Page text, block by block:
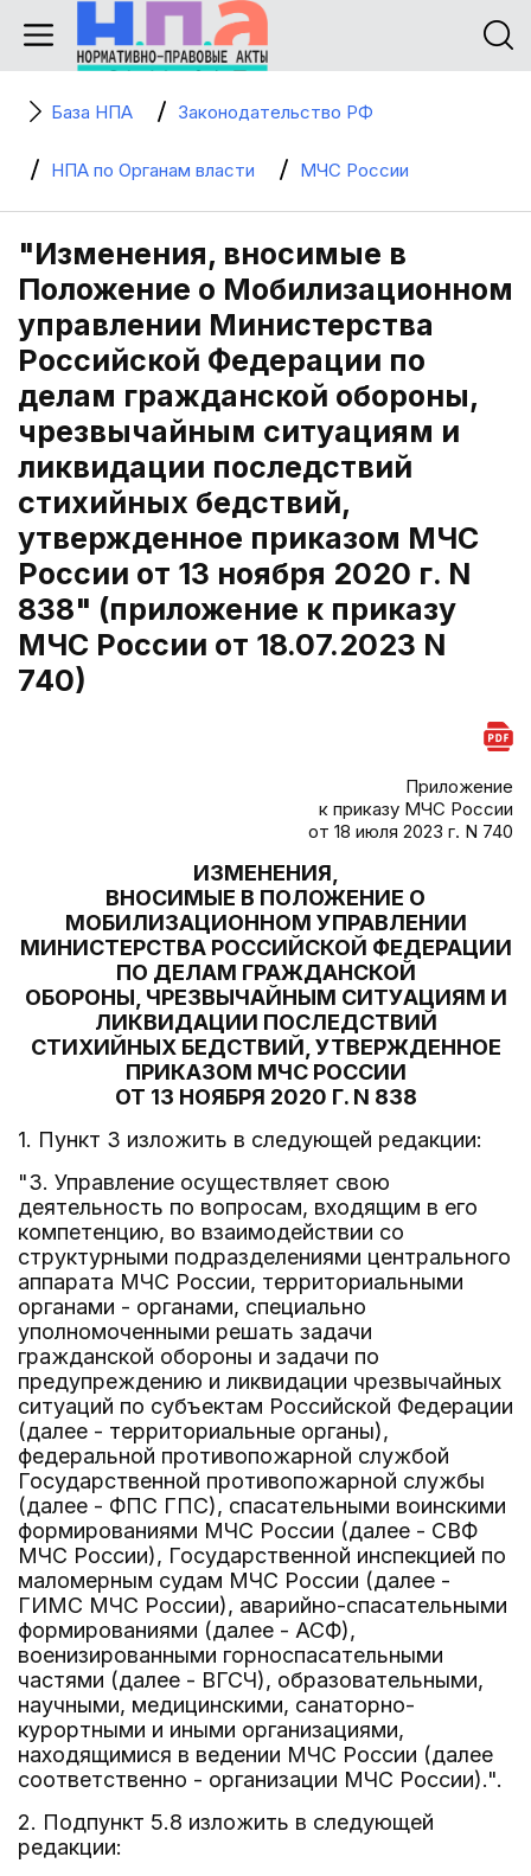
База НПА Законодательство РФ
НПА по Органам власти МЧС России
"Изменения, вносимые в
Положение о Мобилизационном
управлении Министерства
Российской Федерации по
делам гражданской обороны,
чрезвычайным ситуациям и
ликвидации последствий
стихийных бедствий,
утвержденное приказом МЧС
России от 13 ноября 2020 г. N
838" (приложение к приказу
МЧС России от 18.07.2023 N
740)
Приложение
к приказу МЧС России
от 18 июля 2023 г. N 740
ИЗМЕНЕНИЯ,
ВНОСИМЫЕ В ПОЛОЖЕНИЕ О
МОБИЛИЗАЦИОННОМ УПРАВЛЕНИИ
МИНИСТЕРСТВА РОССИЙСКОЙ ФЕДЕРАЦИИ
ПО ДЕЛАМ ГРАЖДАНСКОЙ
ОБОРОНЫ, ЧРЕЗВЫЧАЙНЫМ СИТУАЦИЯМ И
ЛИКВИДАЦИИ ПОСЛЕДСТВИЙ
СТИХИЙНЫХ БЕДСТВИЙ, УТВЕРЖДЕННОЕ
ПРИКАЗОМ МЧС РОССИИ
ОТ 13 НОЯБРЯ 2020 Г. N 838
1. Пункт 3 изложить в следующей редакции:
"3. Управление осуществляет свою
деятельность по вопросам, входящим в его
компетенцию, во взаимодействии со
структурными подразделениями центрального
аппарата МЧС России, территориальными
органами - органами, специально
уполномоченными решать задачи
гражданской обороны и задачи по
предупреждению и ликвидации чрезвычайных
ситуаций по субъектам Российской Федерации
(далее - территориальные органы),
федеральной противопожарной службой
Государственной противопожарной службы
(далее - ФПС ГПС), спасательными воинскими
формированиями МЧС России (далее - СВФ
МЧС России), Государственной инспекцией по
маломерным судам МЧС России (далее -
ГИМС МЧС России), аварийно-спасательными
формированиями (далее - АСФ),
военизированными горноспасательными
частями (далее - ВГСЧ), образовательными,
научными, медицинскими, санаторно-
курортными и иными организациями,
находящимися в ведении МЧС России (далее
соответственно - организации МЧС России).".
2. Подпункт 5.8 изложить в следующей
редакции: